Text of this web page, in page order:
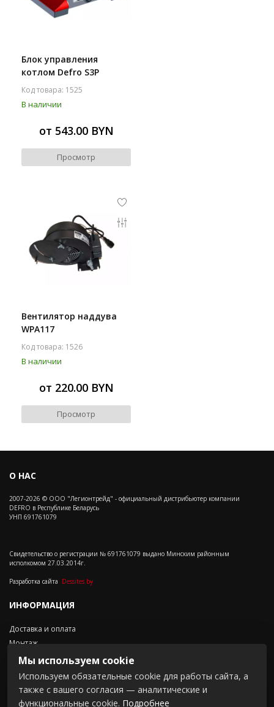
Блок управления
котлом Defro S3P
Код товара: 1525
В наличии
от 543.00 BYN
Просмотр
Вентилятор наддува
WPA117
Код товара: 1526
В наличии
от 220.00 BYN
Просмотр
О НАС
2007-2026 © ООО "Легионтрейд" - официальный дистрибьютер компании
DEFRO в Республике Беларусь
УНП 691761079
Свидетельство о регистрации № 691761079 выдано Минским районным
исполкомом 27.03.2014г.
Разработка сайта Dessites.by
ИНФОРМАЦИЯ
Доставка и оплата
Монтаж
Контакты
Положение о cookie-файлах
СВЯЗАТЬСЯ С НАМИ
Мы используем cookie
Используем обязательные cookie для работы сайта, а
также с вашего согласия — аналитические и
функциональные cookie. Подробнее